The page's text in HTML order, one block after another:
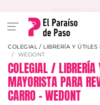
COLEGIAL / LIBRERÍA Y ÚTILES
WEDONT
COLEGIAL / LIBRERÍA
MAYORISTA PARA
CARRO – WEDONT